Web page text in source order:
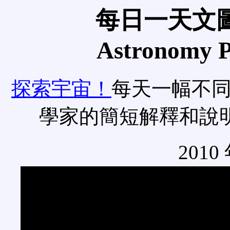
每日一天文
Astronomy
探索宇宙！ 每天一幅不
學家的簡短解釋和說
2010